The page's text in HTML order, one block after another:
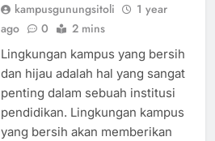
kampusgunungsitoli
1 year
ago
0 2 mins
Lingkungan kampus yang bersih
dan hijau adalah hal yang sangat
penting dalam sebuah institusi
pendidikan. Lingkungan kampus
yang bersih akan memberikan